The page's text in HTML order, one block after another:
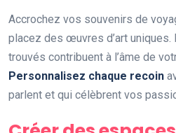
Accrochez vos souvenirs de
placez des œuvres d’art
trouvés contribuent à l’âme de
Personnalisez chaque recoin
parlent et qui célèbrent vos